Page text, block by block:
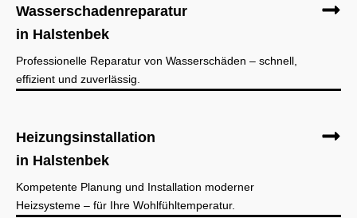
Wasserschadenreparatur
in Halstenbek
Professionelle Reparatur von Wasserschäden – schnell,
effizient und zuverlässig.
Heizungsinstallation
in Halstenbek
Kompetente Planung und Installation moderner
Heizsysteme – für Ihre Wohlfühltemperatur.